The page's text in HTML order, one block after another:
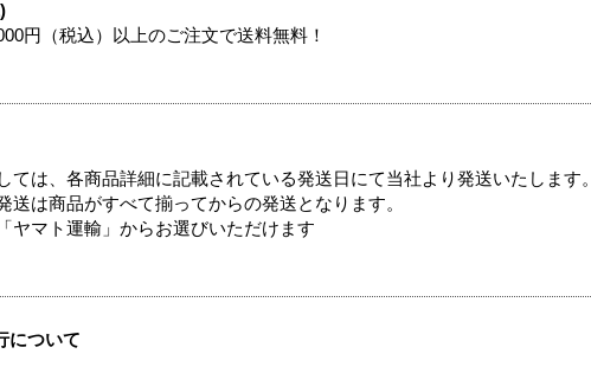
円（税込）以上のご注文で送料無料！
ては、各商品詳細に記載されている発送日にて当社より発送いたします。
送は商品がすべて揃ってからの発送となります。
ヤマト運輸」からお選びいただけます
について